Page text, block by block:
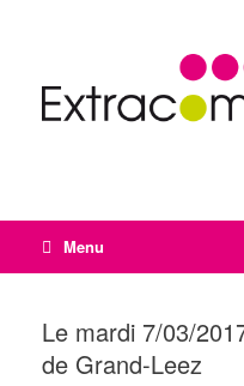
Menu
Le mardi 7/03/
de Grand-Leez